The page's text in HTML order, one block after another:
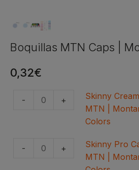
Boquillas MTN Caps |
0,32€
-
Skinny
Cream
MTN
+
Skinny
MTN |
Colors
-
Skinny
Pro
+
Skinny Pro
MTN |